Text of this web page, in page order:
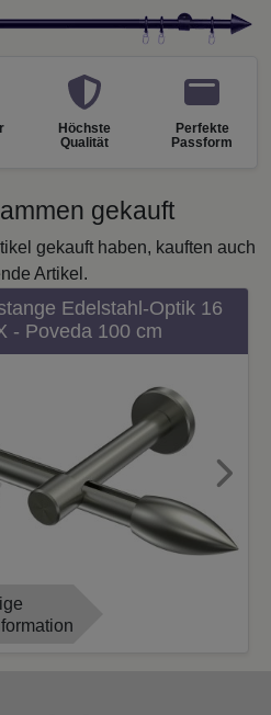
Höchste
Qualität
Perfekte
Passform
gekauft
gekauft haben, kauften auch
Artikel.
Edelstahl-Optik 16
- Poveda 100 cm
Next